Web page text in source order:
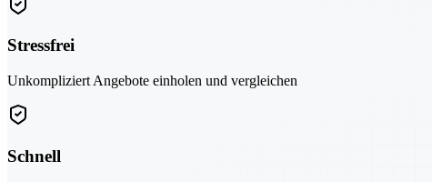
Stressfrei
Unkompliziert Angebote einholen und vergleichen
Schnell